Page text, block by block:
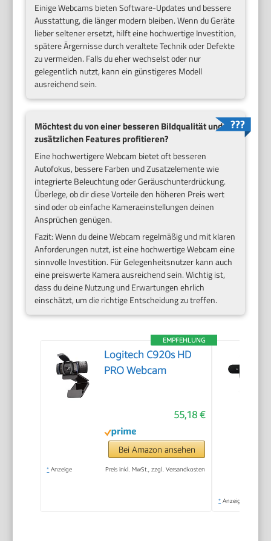
Einige Webcams bieten Software-Updates und bessere
Ausstattung, die länger modern bleiben. Wenn du Geräte
lieber seltener ersetzt, hilft eine hochwertige Investition,
spätere Ärgernisse durch veraltete Technik oder Defekte
zu vermeiden. Falls du eher wechselst oder nur
gelegentlich nutzt, kann ein günstigeres Modell
ausreichend sein.
Möchtest du von einer besseren Bildqualität und
zusätzlichen Features profitieren?
Eine hochwertigere Webcam bietet oft besseren
Autofokus, bessere Farben und Zusatzelemente wie
integrierte Beleuchtung oder Geräuschunterdrückung.
Überlege, ob dir diese Vorteile den höheren Preis wert
sind oder ob einfache Kameraeinstellungen deinen
Ansprüchen genügen.
Fazit: Wenn du deine Webcam regelmäßig und mit klaren
Anforderungen nutzt, ist eine hochwertige Webcam eine
sinnvolle Investition. Für Gelegenheitsnutzer kann auch
eine preiswerte Kamera ausreichend sein. Wichtig ist,
dass du deine Nutzung und Erwartungen ehrlich
einschätzt, um die richtige Entscheidung zu treffen.
EMPFEHLUNG
Logitech C920s HD
PRO Webcam
55,18 €
Bei Amazon ansehen
* Anzeige Preis inkl. MwSt., zzgl. Versandkosten
* Anzeige